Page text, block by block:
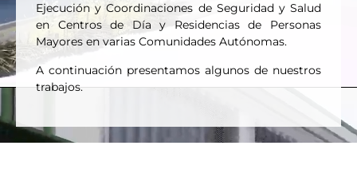
Ejecución y Coordinaciones de Seguridad y Salud
en Centros de Día y Residencias de Personas
Mayores en varias Comunidades Autónomas.
A continuación presentamos algunos de nuestros
trabajos.